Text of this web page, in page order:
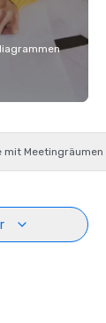
mit Meetingräumen